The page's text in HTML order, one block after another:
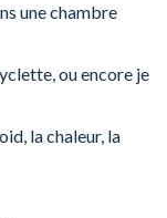
une chambre
ou encore je
la chaleur, la